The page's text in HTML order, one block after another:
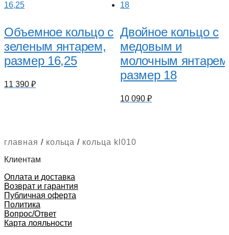
Объемное кольцо с
зеленым янтарем,
размер 16,25
11 390 ₽
Двойное кольцо с
медовым и
молочным
размер 18
10 090₽
главная / кольца / кольца kl010
Клиентам
Оплата и доставка
Возврат и гарантия
Публичная оферта
Политика
Вопрос/Ответ
Карта лояльности